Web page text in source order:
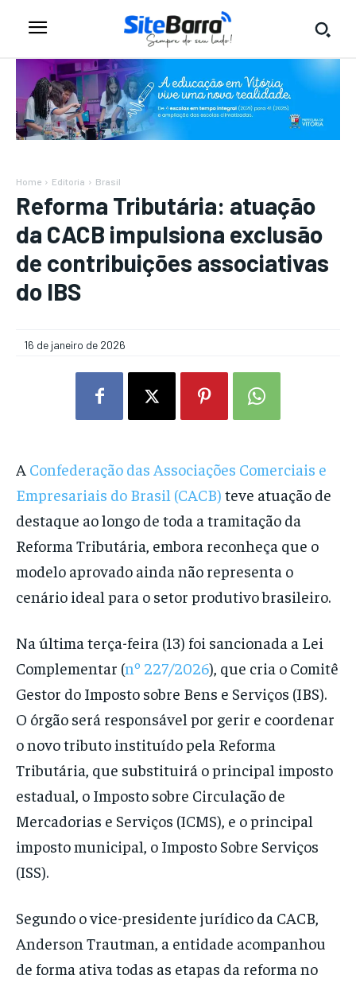
Home Editoria Brasil
Reforma Tributária: atuação
da CACB impulsiona exclusão
de contribuições associativas
do IBS
16 de janeiro de 2026
A Confederação das Associações Comerciais e
Empresariais do Brasil (CACB) teve atuação de
destaque ao longo de toda a tramitação da
Reforma Tributária, embora reconheça que o
modelo aprovado ainda não representa o
cenário ideal para o setor produtivo brasileiro.
Na última terça-feira (13) foi sancionada a Lei
Complementar (nº 227/2026), que cria o Comitê
Gestor do Imposto sobre Bens e Serviços (IBS).
O órgão será responsável por gerir e coordenar
o novo tributo instituído pela Reforma
Tributária, que substituirá o principal imposto
estadual, o Imposto sobre Circulação de
Mercadorias e Serviços (ICMS), e o principal
imposto municipal, o Imposto Sobre Serviços
(ISS).
Segundo o vice-presidente jurídico da CACB,
Anderson Trautman, a entidade acompanhou
de forma ativa todas as etapas da reforma no